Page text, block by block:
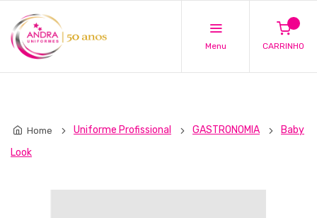
Menu CARRINHO
Home Uniforme Profissional GASTRONOMIA
Baby
Look